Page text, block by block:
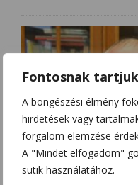
Fontosnak
A böngészési élmény
hirdetések vagy
forgalom elemzése
A "Mindet elfogadom"
sütik használatához.